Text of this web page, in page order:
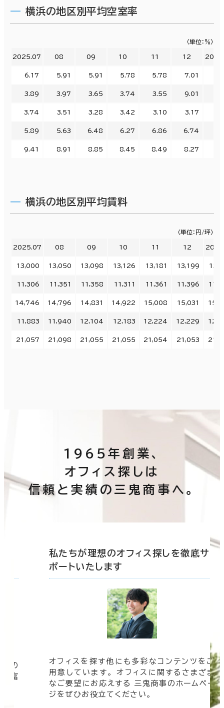
横浜の地区別平均空室率
（単位：％）
2025.07 08 09 10 11 12
6.17 5.91 5.91 5.78 5.78 7.01
3.89 3.97 3.65 3.74 3.55 9.01
3.74 3.51 3.28 3.42 3.10 3.17
5.89 5.63 6.48 6.27 6.86 6.74
9.41 8.91 8.85 8.45 8.49 8.27
横浜の地区別平均賃料
（単位：円/坪）
2025.07 08 09 10 11 12
13,000 13,050 13,098 13,126 13,181 13,199
11,306 11,351 11,358 11,311 11,361 11,396
14,746 14,796 14,831 14,922 15,008 15,031
11,883 11,940 12,104 12,183 12,224 12,229
21,057 21,098 21,055 21,055 21,054 21,053
1965年創業、
オフィス探しは
信頼と実績の三鬼商事へ。
の
豊富
私たちが理想のオフィス探しを徹底サ
ポートいたします
オフィスを探す他にも多彩なコンテンツをご
用意しています。 オフィスに関するさまざま
なご要望にお応えする 三鬼商事のホームペー
ジをぜひお役立てください。